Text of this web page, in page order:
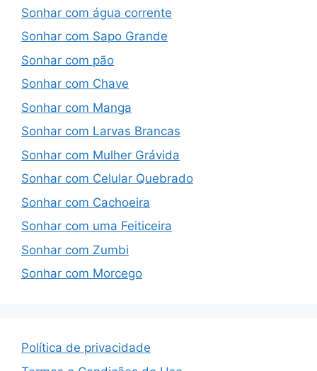
Sonhar com água corrente
Sonhar com Sapo Grande
Sonhar com pão
Sonhar com Chave
Sonhar com Manga
Sonhar com Larvas Brancas
Sonhar com Mulher Grávida
Sonhar com Celular Quebrado
Sonhar com Cachoeira
Sonhar com uma Feiticeira
Sonhar com Zumbi
Sonhar com Morcego
Política de privacidade